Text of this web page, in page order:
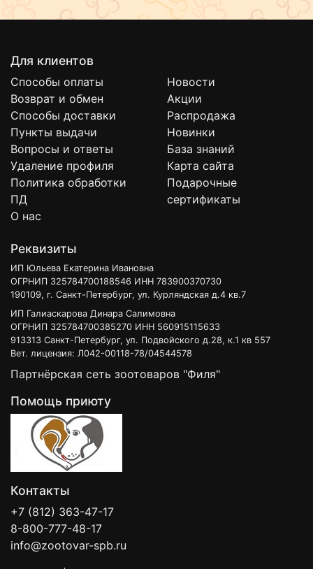
Для клиентов
Способы оплаты
Возврат и обмен
Способы доставки
Пункты выдачи
Вопросы и ответы
Удаление профиля
Политика обработки
ПД
О нас
Новости
Акции
Распродажа
Новинки
База знаний
Карта сайта
Подарочные
сертификаты
Реквизиты
ИП Юльева Екатерина Ивановна
ОГРНИП 325784700188546 ИНН 783900370730
190109, г. Санкт-Петербург, ул. Курляндская д.4 кв.7
ИП Галиаскарова Динара Салимовна
ОГРНИП 325784700385270 ИНН 560915115633
913313 Санкт-Петербург, ул. Подвойского д.28, к.1 кв 557
Вет. лицензия: Л042-00118-78/04544578
Партнёрская сеть зоотоваров "Филя"
Помощь приюту
Контакты
+7 (812) 363-47-17
8-800-777-48-17
info@zootovar-spb.ru